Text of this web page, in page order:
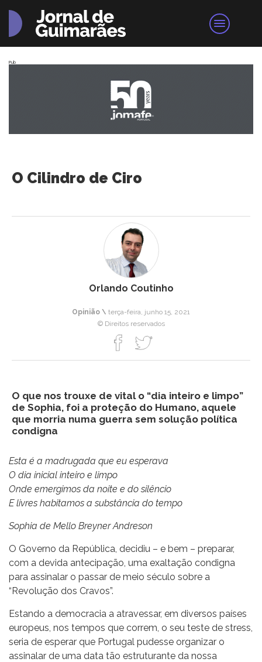
Pub
O Cilindro de Ciro
Orlando Coutinho
Opinião \ terça-feira, junho 15, 2021
© Direitos reservados
O que nos trouxe de vital o “dia inteiro e limpo”
de Sophia, foi a proteção do Humano, aquele
que morria numa guerra sem solução política
condigna
Esta é a madrugada que eu esperava
O dia inicial inteiro e limpo
Onde emergimos da noite e do silêncio
E livres habitamos a substância do tempo
Sophia de Mello Breyner Andreson
O Governo da República, decidiu – e bem – preparar,
com a devida antecipação, uma exaltação condigna
para assinalar o passar de meio século sobre a
“Revolução dos Cravos”.
Estando a democracia a atravessar, em diversos países
europeus, nos tempos que correm, o seu teste de stress,
seria de esperar que Portugal pudesse organizar o
assinalar de uma data tão estruturante da nossa